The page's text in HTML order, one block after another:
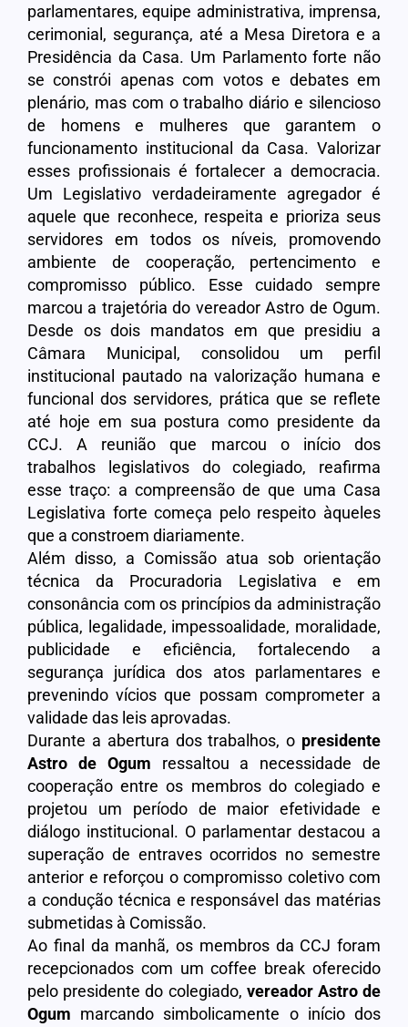
parlamentares, equipe administrativa, imprensa,
cerimonial, segurança, até a Mesa Diretora e a
Presidência da Casa. Um Parlamento forte não
se constrói apenas com votos e debates em
plenário, mas com o trabalho diário e silencioso
de homens e mulheres que garantem o
funcionamento institucional da Casa. Valorizar
esses profissionais é fortalecer a democracia.
Um Legislativo verdadeiramente agregador é
aquele que reconhece, respeita e prioriza seus
servidores em todos os níveis, promovendo
ambiente de cooperação, pertencimento e
compromisso público. Esse cuidado sempre
marcou a trajetória do vereador Astro de Ogum.
Desde os dois mandatos em que presidiu a
Câmara Municipal, consolidou um perfil
institucional pautado na valorização humana e
funcional dos servidores, prática que se reflete
até hoje em sua postura como presidente da
CCJ. A reunião que marcou o início dos
trabalhos legislativos do colegiado, reafirma
esse traço: a compreensão de que uma Casa
Legislativa forte começa pelo respeito àqueles
que a constroem diariamente.
Além disso, a Comissão atua sob orientação
técnica da Procuradoria Legislativa e em
consonância com os princípios da administração
pública, legalidade, impessoalidade, moralidade,
publicidade e eficiência, fortalecendo a
segurança jurídica dos atos parlamentares e
prevenindo vícios que possam comprometer a
validade das leis aprovadas.
Durante a abertura dos trabalhos, o presidente
Astro de Ogum ressaltou a necessidade de
cooperação entre os membros do colegiado e
projetou um período de maior efetividade e
diálogo institucional. O parlamentar destacou a
superação de entraves ocorridos no semestre
anterior e reforçou o compromisso coletivo com
a condução técnica e responsável das matérias
submetidas à Comissão.
Ao final da manhã, os membros da CCJ foram
recepcionados com um coffee break oferecido
pelo presidente do colegiado, vereador Astro de
Ogum marcando simbolicamente o início dos